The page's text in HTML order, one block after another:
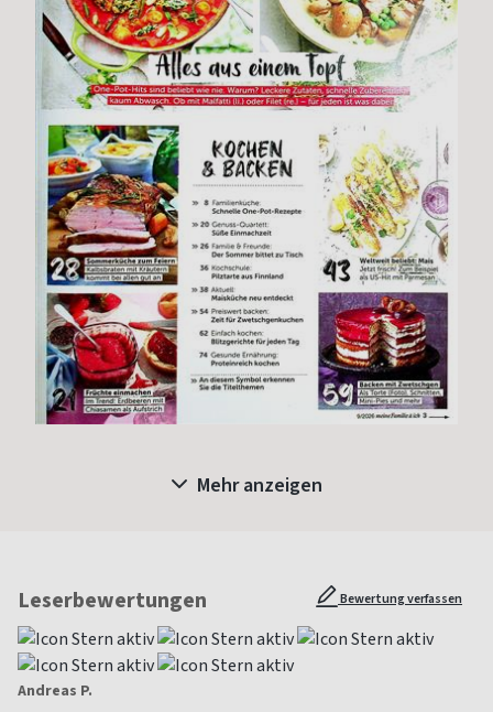
Mehr anzeigen
Leserbewertungen Bewertung verfassen
Andreas P.